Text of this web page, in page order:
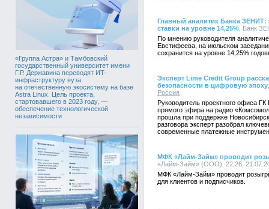
«Группа Астра» и Тамбовский
государственный университет имени
Г.Р. Державина переводят ИТ-
инфраструктуру вуза
на отечественную экосистему на базе
Astra Linux. Цель проекта,
стартовавшего в 2023 году, —
обеспечение технологической
независимости
Главный аналитик Банка
ставки на уровне 14,25% , Банк
По мнению руководителя
Евстифеева, на июльском
сохранится на уровне 14,25%
Эксперт Lime Credit Group
безопасности в цифровую эпоху
Россия
Руководитель проектного офиса
прямого эфира на радио
прошла при поддержке
разговора эксперт разобрал
современные платежные
МФК «Лайм-Займ» проводит
«Лайм-Займ» (ООО), 22:26,
МФК «Лайм-Займ» проводит
для клиентов и подписчиков.